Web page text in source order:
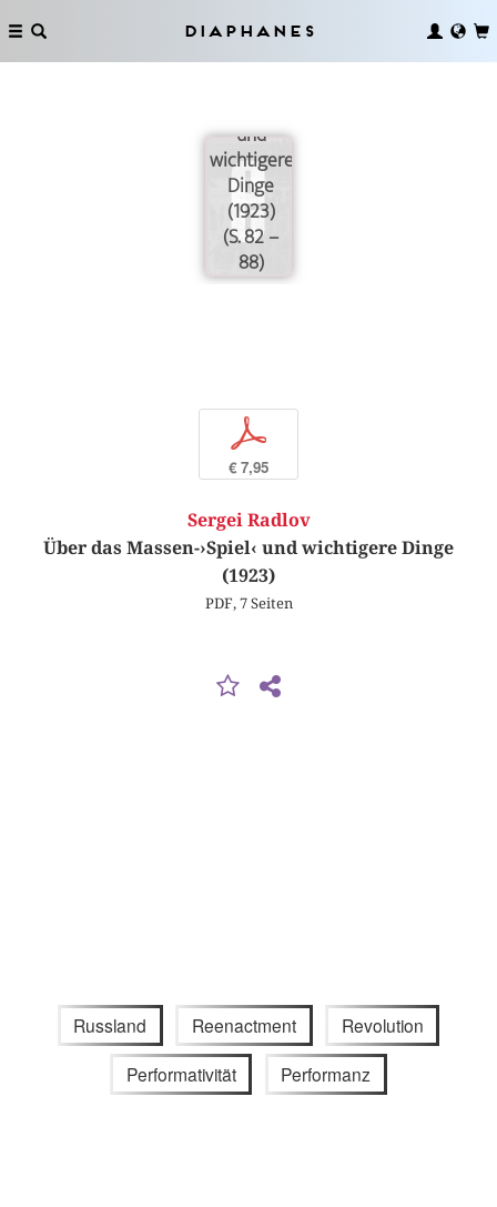
Diaphanes
und
wichtigere
Dinge
(1923)
(S. 82 –
88)
p
€ 7,95
Sergei Radlov
Über das Massen-›Spiel‹ und wichtigere Dinge
(1923)
PDF, 7 Seiten
Russland Reenactment Revolution
Performativität Performanz